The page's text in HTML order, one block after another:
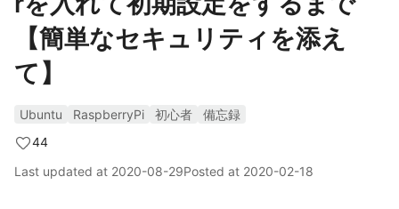
【簡単なセキュリティを添え
て】
Ubuntu RaspberryPi 初心者
備忘録
44
Last updated at 2020-08-29Posted at 2020-02-18